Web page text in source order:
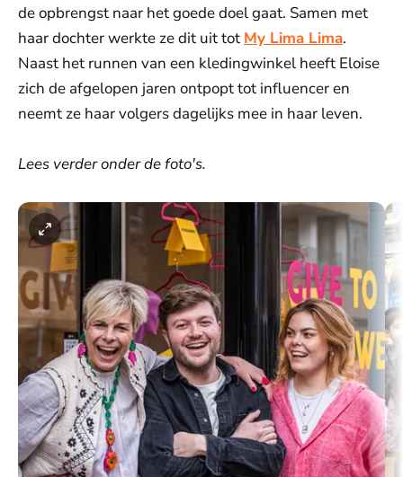
de opbrengst naar het goede doel gaat. Samen met
haar dochter werkte ze dit uit tot My Lima Lima.
Naast het runnen van een kledingwinkel heeft Eloise
zich de afgelopen jaren ontpopt tot influencer en
neemt ze haar volgers dagelijks mee in haar leven.
Lees verder onder de foto's.